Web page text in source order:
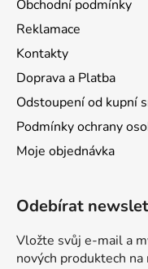
Obchodní podmínky
Reklamace
Kontakty
Doprava a Platba
Odstoupení od kupní
Podmínky ochrany
Moje objednávka
Odebírat
Vložte svůj e-mail a
nových produktech